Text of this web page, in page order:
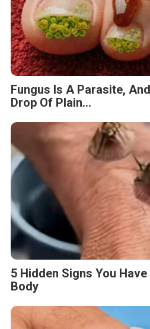
Fungus Is A Parasite,
Drop Of Plain...
5 Hidden Signs You
Body